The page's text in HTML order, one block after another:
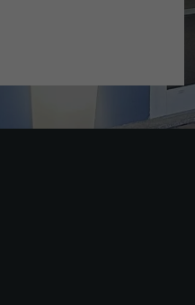
non raccolgono
personali.